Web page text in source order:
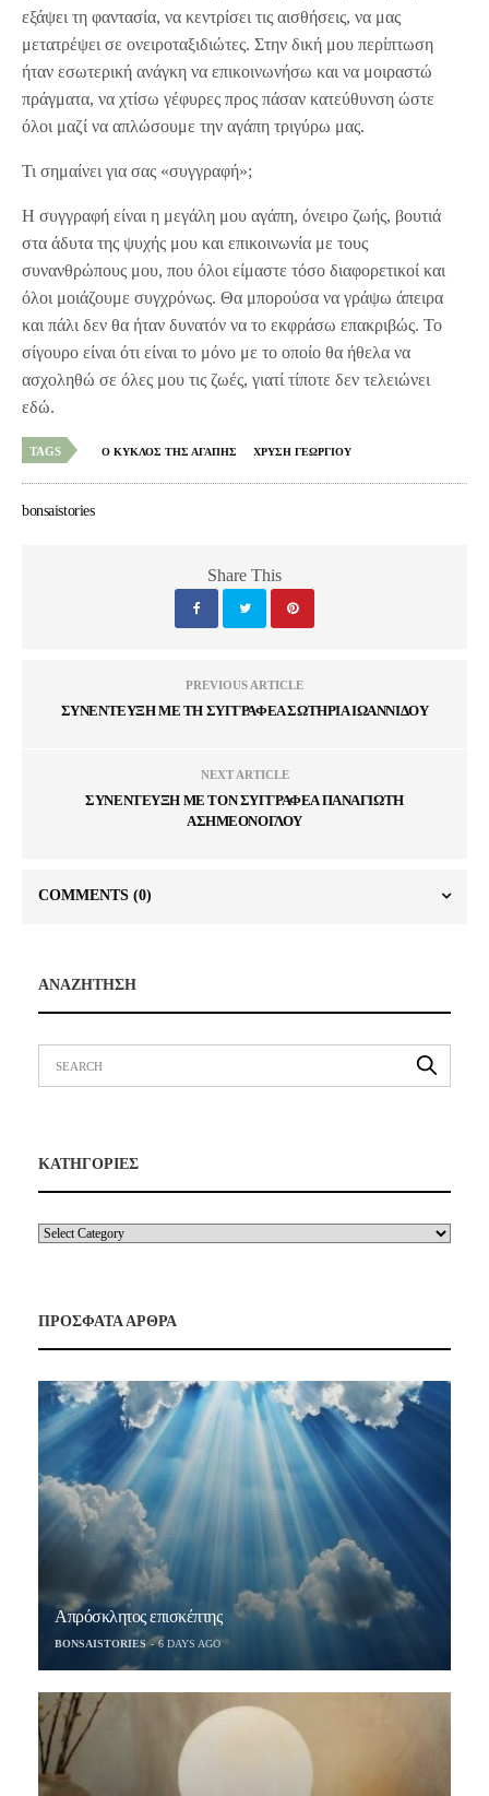
εξάψει τη φαντασία, να κεντρίσει τις αισθήσεις, να μας
μετατρέψει σε ονειροταξιδιώτες. Στην δική μου περίπτωση
ήταν εσωτερική ανάγκη να επικοινωνήσω και να μοιραστώ
πράγματα, να χτίσω γέφυρες προς πάσαν κατεύθυνση ώστε
όλοι μαζί να απλώσουμε την αγάπη τριγύρω μας.
Τι σημαίνει για σας «συγγραφή»;
Η συγγραφή είναι η μεγάλη μου αγάπη, όνειρο ζωής, βουτιά
στα άδυτα της ψυχής μου και επικοινωνία με τους
συνανθρώπους μου, που όλοι είμαστε τόσο διαφορετικοί και
όλοι μοιάζουμε συγχρόνως. Θα μπορούσα να γράψω άπειρα
και πάλι δεν θα ήταν δυνατόν να το εκφράσω επακριβώς. Το
σίγουρο είναι ότι είναι το μόνο με το οποίο θα ήθελα να
ασχοληθώ σε όλες μου τις ζωές, γιατί τίποτε δεν τελειώνει
εδώ.
TAGS Ο ΚΥΚΛΟΣ ΤΗΣ ΑΓΑΠΗΣ ΧΡΥΣΗ ΓΕΩΡΓΙΟΥ
bonsaistories
Share This
PREVIOUS ARTICLE
ΣΥΝΕΝΤΕΥΞΗ ΜΕ ΤΗ ΣΥΓΓΡΑΦΕΑ ΣΩΤΗΡΙΑ ΙΩΑΝΝΙΔΟΥ
NEXT ARTICLE
ΣΥΝΕΝΤΕΥΞΗ ΜΕ ΤΟΝ ΣΥΓΓΡΑΦΕΑ ΠΑΝΑΓΙΩΤΗ
ΑΣΗΜΕΟΝΟΓΛΟΥ
COMMENTS (0)
ΑΝΑΖΗΤΗΣΗ
ΚΑΤΗΓΟΡΙΕΣ
ΠΡΟΣΦΑΤΑ ΑΡΘΡΑ
Απρόσκλητος επισκέπτης
BONSAISTORIES 6 DAYS AGO